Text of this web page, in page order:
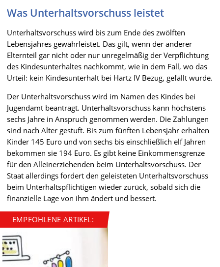
Was Unterhaltsvorschuss leistet
Unterhaltsvorschuss wird bis zum Ende des zwölften
Lebensjahres gewährleistet. Das gilt, wenn der anderer
Elternteil gar nicht oder nur unregelmäßig der Verpflichtung
des Kindesunterhaltes nachkommt, wie in dem Fall, wo das
Urteil: kein Kindesunterhalt bei Hartz IV Bezug, gefällt wurde.
Der Unterhaltsvorschuss wird im Namen des Kindes bei
Jugendamt beantragt. Unterhaltsvorschuss kann höchstens
sechs Jahre in Anspruch genommen werden. Die Zahlungen
sind nach Alter gestuft. Bis zum fünften Lebensjahr erhalten
Kinder 145 Euro und von sechs bis einschließlich elf Jahren
bekommen sie 194 Euro. Es gibt keine Einkommensgrenze
für den Alleinerziehenden beim Unterhaltsvorschuss. Der
Staat allerdings fordert den geleisteten Unterhaltsvorschuss
beim Unterhaltspflichtigen wieder zurück, sobald sich die
finanzielle Lage von ihm ändert und bessert.
EMPFOHLENE ARTIKEL: